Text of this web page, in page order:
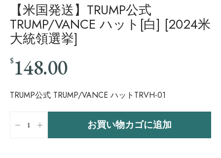
【米国発送】TRUMP公式
TRUMP/VANCE ハット[白] [2024米
大統領選挙]
$148.00
TRUMP公式 TRUMP/VANCE ハットTRVH-01
お買い物カゴに追加